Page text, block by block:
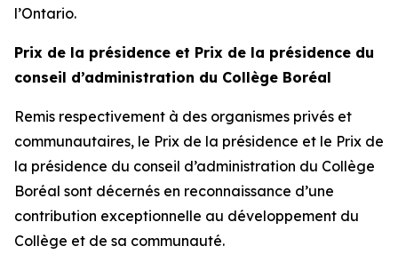
l’Ontario.
Prix de la présidence et Prix de la présidence du
conseil d’administration du Collège Boréal
Remis respectivement à des organismes privés et
communautaires, le Prix de la présidence et le Prix de
la présidence du conseil d’administration du Collège
Boréal sont décernés en reconnaissance d’une
contribution exceptionnelle au développement du
Collège et de sa communauté.